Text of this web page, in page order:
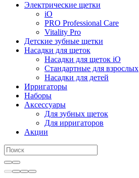
Электрические щетки
iO
PRO Professional Care
Vitality Pro
Детские зубные щетки
Насадки для щеток
Насадки для щеток iO
Стандартные для взрослых
Насадки для детей
Ирригаторы
Наборы
Аксессуары
Для зубных щеток
Для ирригаторов
Акции